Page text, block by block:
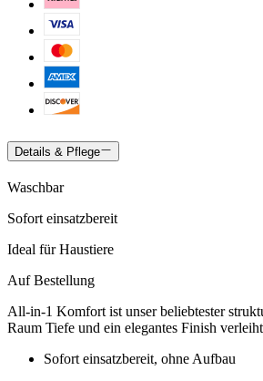
Details & Pflege
Waschbar
Sofort einsatzbereit
Ideal für Haustiere
Auf Bestellung
All-in-1 Komfort ist unser beliebtester
Raum Tiefe und ein elegantes Finish
Sofort einsatzbereit, ohne Aufbau